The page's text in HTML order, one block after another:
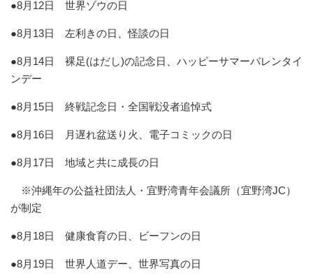
●8月12日 世界ゾウの日
●8月13日 左利きの日、怪談の日
●8月14日 裸足(はだし)の記念日、ハッピーサマーバレンタイ
ンデー
●8月15日 終戦記念日・全国戦没者追悼式
●8月16日 月遅れ盆送り火、電子コミックの日
●8月17日 地域と共に成長の日
※沖縄年の公益社団法人・宜野湾青年会議所（宜野湾JC）
が制定
●8月18日 健康食育の日、ビーフンの日
●8月19日 世界人道デー、世界写真の日